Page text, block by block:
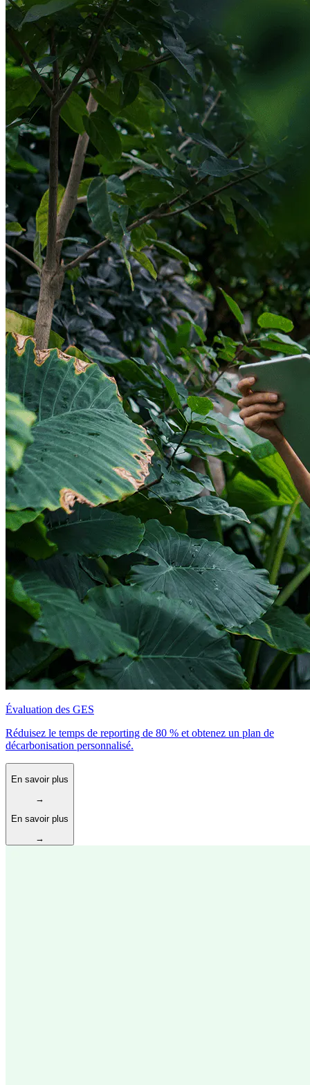
Évaluation des GES
Réduisez le temps de reporting de 80 % et obtenez un plan de
décarbonisation personnalisé.
En savoir plus
→
En savoir plus
→